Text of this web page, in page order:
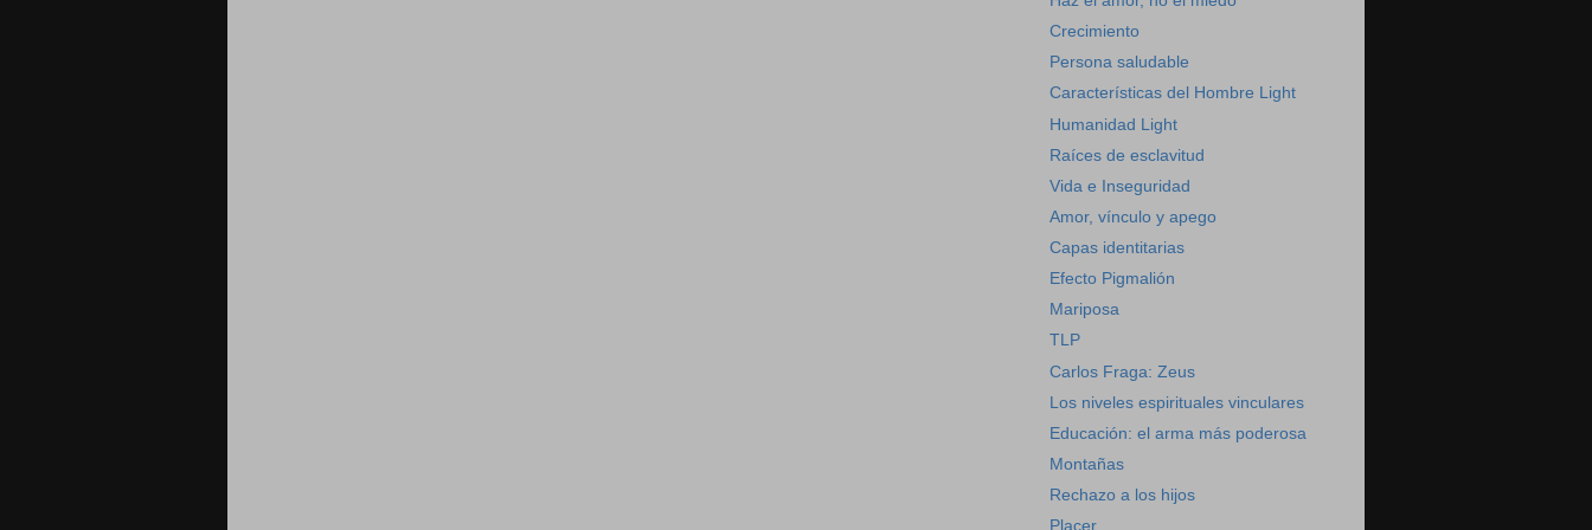
Crecimiento
Persona saludable
Características del Hombre Light
Humanidad Light
Raíces de esclavitud
Vida e Inseguridad
Amor, vínculo y apego
Capas identitarias
Efecto Pigmalión
Mariposa
TLP
Carlos Fraga: Zeus
Los niveles espirituales vinculares
Educación: el arma más poderosa
Montañas
Rechazo a los hijos
Placer